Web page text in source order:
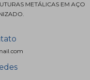
METÁLICAS EM AÇO